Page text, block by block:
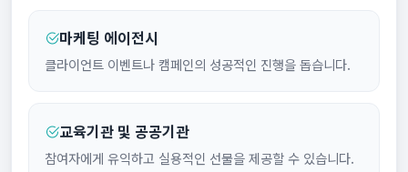
마케팅 에이전시
클라이언트 이벤트나 캠페인의 성공적인 진행을 돕습니다.
교육기관 및 공공기관
참여자에게 유익하고 실용적인 선물을 제공할 수 있습니다.